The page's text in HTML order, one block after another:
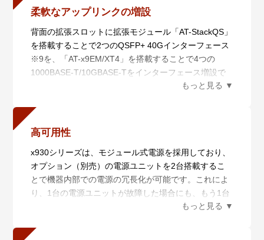
Plusメンバーに対するファームウェアの一括アップグ
・ 非AMF Plus装置対応（ワイドエリアバーチャルリ
ンク）
非AMF Plus装置の混在や広域商用回線を介したAMF
Plusネットワークの構築が可能です。さらに、広域商
用回線を介して本機能を利用しているAMF Plusメンバ
・ 分散マスター処理（AMF Plusコントローラー）
模ネットワークに対応します。
さらに、AMF PlusとAT-Vista Manager EXと連携させ
ることにより収集・分析されたネットワーク全体の情
報を俯瞰的に可視化し、ネットワーク管理者の意図に
基づいてネットワークを最適な状態に保ちます。
により、より強力なセキュリティーインフラの構築が
可能となります。
※7 OSPFv2の65ルート以上、またはPIM-SSM、PIM-
SM、PIM-DM、OSPFv3、RIPng、VRF-Lite、BGP+、
PIM-SSMv6、PIM-SMv6を使用する場合には、別途フ
ィーチャーライセンスの購入が必要です。
※8 MACsecの利用にはAT-x930-MS-PY-2019が必要、
ト1 ～ 48でのみ対応
柔軟なアップリンクの増設
背面の拡張スロットに拡張モジュール「AT-StackQS」
を搭載することで2つのQSFP+ 40Gインターフェース
※9を、「AT-x9EM/XT4」を搭載することで4つの
1000BASE-T/10GBASE-Tをインターフェース増設で
きます。どちらのモジュールも前面のSFP/SFP+スロ
ップリンク接続を実現します。
※9 ファームウェアバージョン5.4.5-0.x以前ではスタ
ック専用ポートとして、5.4.5-1.1以降はスイッチポー
トとスタックポートの兼用ポートとして使用可能で
す。
高可用性
x930シリーズは、モジュール式電源を採用しており、
オプション（別売）の電源ユニットを2台搭載するこ
とで機器内部での電源の冗長化が可能です。これによ
り、1台の電源ユニットが故障した場合にも、もう1台
の電源ユニットで継続稼働が可能なため、業務に支障
※10。